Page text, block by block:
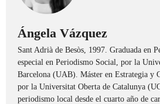
BARRAS Y ESTRELLAS
DÓNDE COMER
ÍDOLOS DE MESAS
CUADERNO DE VIAJE
TRADICIÓN
Ángela Vázquez
Sant Adrià de Besòs, 1997. Graduada en
especial en Periodismo Social, por la
Barcelona (UAB). Máster en Estrategia y
por la Universitat Oberta de Catalunya
periodismo local desde el cuarto año de